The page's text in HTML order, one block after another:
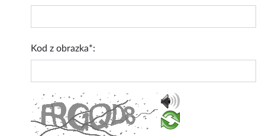
Kod z obrazka*: